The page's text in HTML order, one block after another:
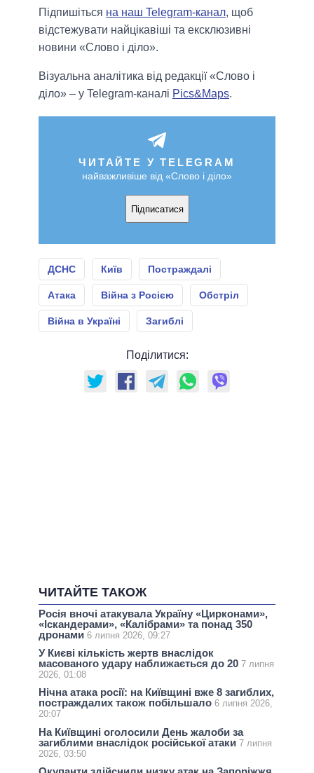
Підпишіться на наш Telegram-канал, щоб
відстежувати найцікавіші та ексклюзивні
новини «Слово і діло».
Візуальна аналітика від редакції «Слово і
діло» – у Telegram-каналі Pics&Maps.
ЧИТАЙТЕ У TELEGRAM
найважливіше від «Слово і діло»
Підписатися
ДСНС Київ Постраждалі
Атака Війна з Росією Обстріл
Війна в Україні Загиблі
Поділитися:
ЧИТАЙТЕ ТАКОЖ
Росія вночі атакувала Україну «Цирконами»,
«Іскандерами», «Калібрами» та понад 350
дронами 6 липня 2026, 09:27
У Києві кількість жертв внаслідок
масованого удару наближається до 20 7 липня
2026, 01:08
Нічна атака росії: на Київщині вже 8 загиблих,
постраждалих також побільшало 6 липня 2026,
20:07
На Київщині оголосили День жалоби за
загиблими внаслідок російської атаки 7 липня
2026, 03:50